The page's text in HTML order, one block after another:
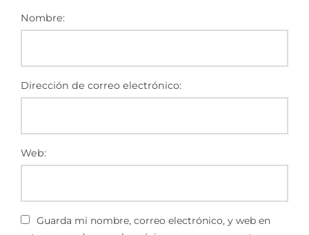
Nombre:
Dirección de correo electrónico:
Web:
Guarda mi nombre, correo electrónico, y web en